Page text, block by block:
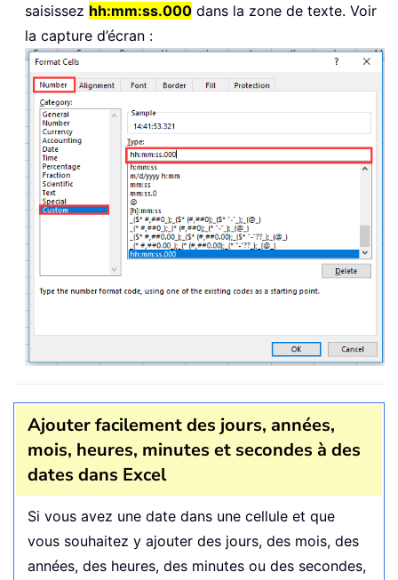
saisissez hh:mm:ss.000 dans la zone de texte. Voir
la capture d’écran :
Ajouter facilement des jours, années,
mois, heures, minutes et secondes à des
dates dans Excel
Si vous avez une date dans une cellule et que
vous souhaitez y ajouter des jours, des mois, des
années, des heures, des minutes ou des secondes,